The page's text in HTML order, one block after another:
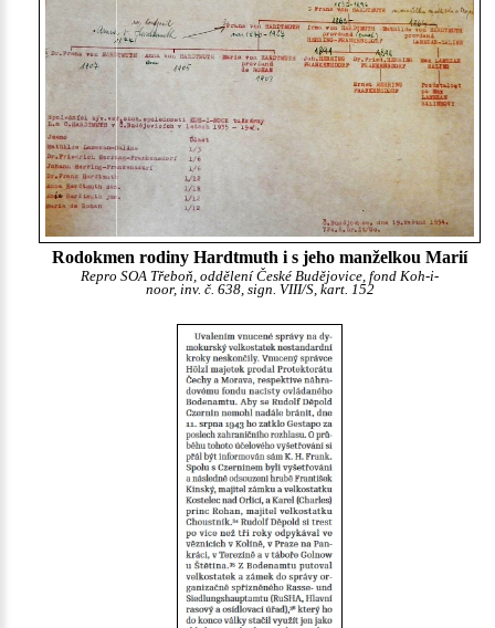
Rodokmen rodiny Hardtmuth i s jeho manželkou Marií
Repro SOA Třeboň, oddělení České Budějovice, fond Koh-i-
noor, inv. č. 638, sign. VIII/S, kart. 152